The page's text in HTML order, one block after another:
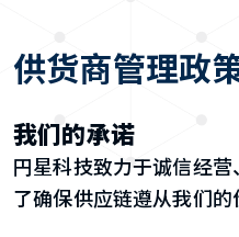
供货商管理政
我们的承诺
円星科技致力于诚信经
了确保供应链遵从我们的